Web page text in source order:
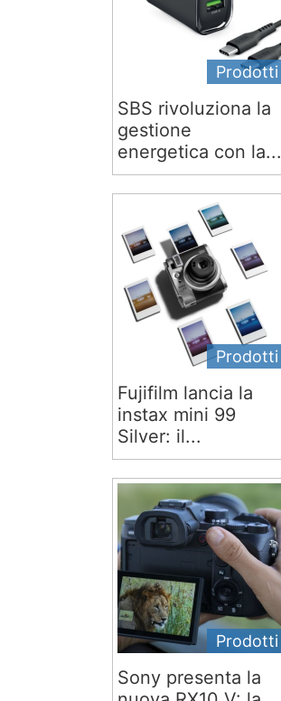
Prodotti
SBS rivoluziona la
gestione
energetica con la...
Prodotti
Fujifilm lancia la
instax mini 99
Silver: il...
Prodotti
Sony presenta la